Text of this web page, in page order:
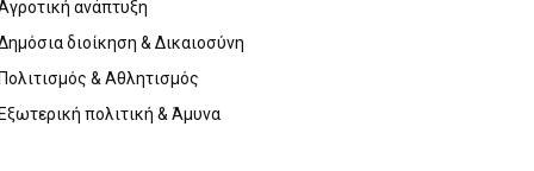
ανάπτυξη
διοίκηση & Δικαιοσύνη
Πολιτισμός & Αθλητισμός
Εξωτερική πολιτική & Άμυνα